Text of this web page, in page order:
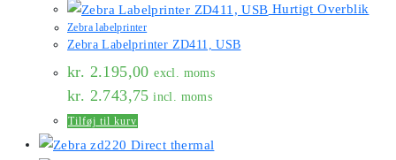
Hurtigt Overblik
Zebra labelprinter
Zebra Labelprinter ZD411, USB
kr. 2.195,00 excl. moms
kr. 2.743,75 incl. moms
Tilføj til kurv